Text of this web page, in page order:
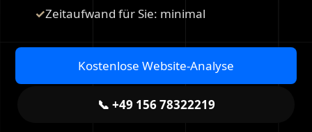
Zeitaufwand für Sie: minimal
Kostenlose Website-Analyse
📞 +49 156 78322219